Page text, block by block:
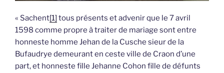
« Sachent[1] tous présents et advenir que le 7 avril
1598 comme propre à traiter de mariage sont entre
honneste homme Jehan de la Cusche sieur de la
Bufaudrye demeurant en ceste ville de Craon d’une
part, et honneste fille Jehanne Cohon fille de défunts